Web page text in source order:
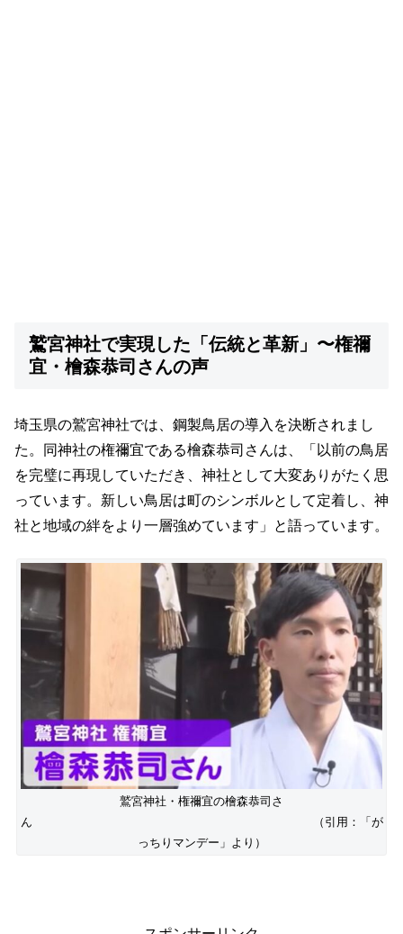
鷲宮神社で実現した「伝統と革新」〜権禰
宜・檜森恭司さんの声
埼玉県の鷲宮神社では、鋼製鳥居の導入を決断されまし
た。同神社の権禰宜である檜森恭司さんは、「以前の鳥居
を完璧に再現していただき、神社として大変ありがたく思
っています。新しい鳥居は町のシンボルとして定着し、神
社と地域の絆をより一層強めています」と語っています。
鷲宮神社・権禰宜の檜森恭司さ
ん （引用：「が
っちりマンデー」より）